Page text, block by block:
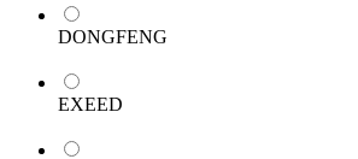
DONGFENG
EXEED